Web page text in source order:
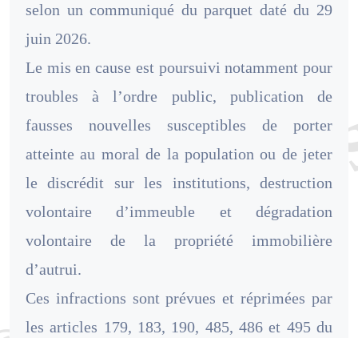
selon un communiqué du parquet daté du 29
juin 2026.
Le mis en cause est poursuivi notamment pour
troubles à l’ordre public, publication de
fausses nouvelles susceptibles de porter
atteinte au moral de la population ou de jeter
le discrédit sur les institutions, destruction
volontaire d’immeuble et dégradation
volontaire de la propriété immobilière
d’autrui.
Ces infractions sont prévues et réprimées par
les articles 179, 183, 190, 485, 486 et 495 du